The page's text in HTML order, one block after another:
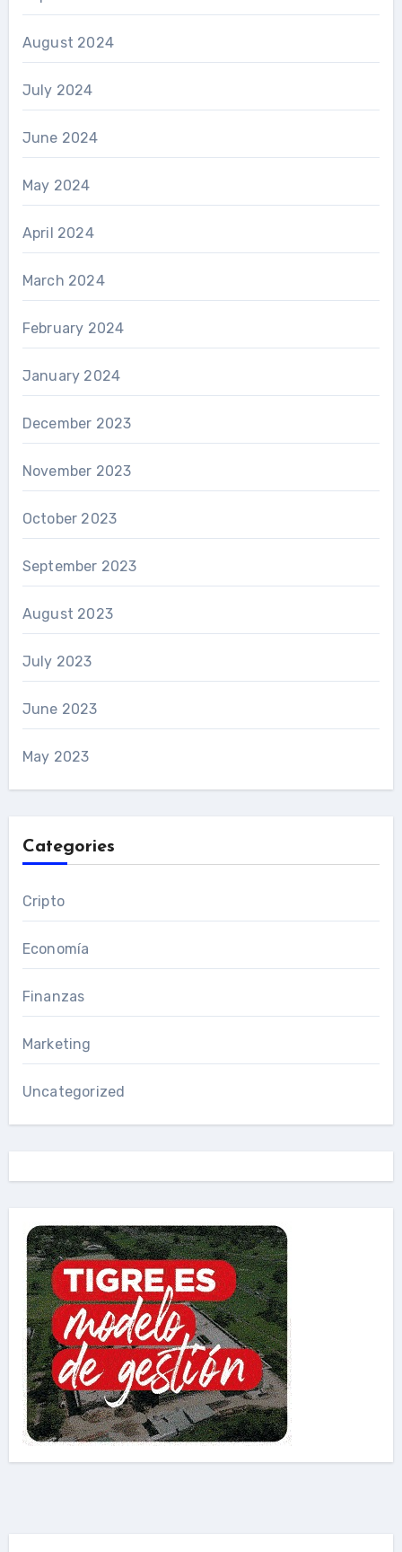
August 2024
July 2024
June 2024
May 2024
April 2024
March 2024
February 2024
January 2024
December 2023
November 2023
October 2023
September 2023
August 2023
July 2023
June 2023
May 2023
Categories
Cripto
Economía
Finanzas
Marketing
Uncategorized